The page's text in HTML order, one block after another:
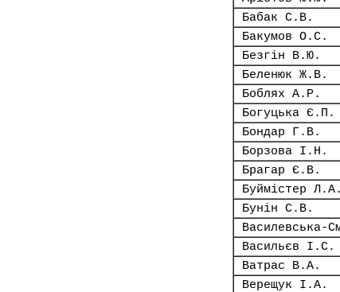
Бабак С.В.
Бакумов О.С.
Безгін В.Ю.
Беленюк Ж.В.
Боблях А.Р.
Богуцька Є.П.
Бондар Г.В.
Борзова І.Н.
Брагар Є.В.
Буймістер Л.А.
Бунін С.В.
Василевська-
Васильєв І.С.
Ватрас В.А.
Верещук І.А.